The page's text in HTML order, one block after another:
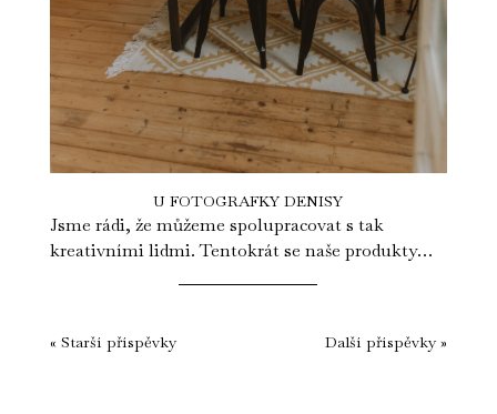
U FOTOGRAFKY DENISY
Jsme rádi, že můžeme spolupracovat s tak
kreativními lidmi. Tentokrát se naše produkty
« Starší příspěvky Další příspěvky »